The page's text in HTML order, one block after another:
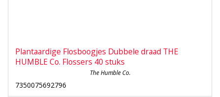
Plantaardige Flosboogjes Dubbele draad THE
HUMBLE Co. Flossers 40 stuks
The Humble Co.
7350075692796